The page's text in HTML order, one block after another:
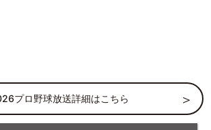
プロ野球放送詳細はこちら